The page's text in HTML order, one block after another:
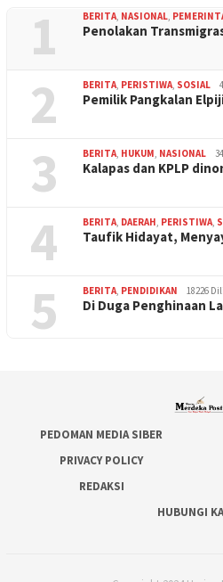
1 BERITA NASIONAL
Penolakan
2 BERITA PERISTIWA SOSIAL
Pemilik Pangkalan
3 BERITA HUKUM NASIONAL
Kalapas dan KPLP
4 BERITA DAERAH PERISTIWA
Taufik Hidayat,
5 BERITA PENDIDIKAN 18226
Di Duga Penghinaan
PEDOMAN MEDIA SIBER
PRIVACY POLICY
REDAKSI
HUBUNGI